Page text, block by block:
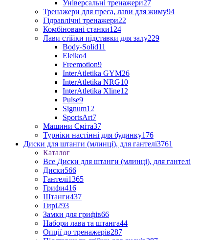
Універсальні тренажери27
Тренажери для преса, лави для жиму94
Гідравлічні тренажери22
Комбіновані станки124
Лави стійки підставки для залу229
Body-Solid11
Eleiko4
Freemotion9
InterAtletika GYM26
InterAtletika NRG10
InterAtletika Xline12
Pulse9
Signum12
SportsArt7
Машини Сміта37
Турніки настінні для будинку176
Диски для штанги (млинці), для гантелі3761
Каталог
Все Диски для штанги (млинці), для гантелі
Диски566
Гантелі1365
Грифи416
Штанги437
Гирі293
Замки для грифів66
Набори лава та штанга44
Опції до тренажерів287